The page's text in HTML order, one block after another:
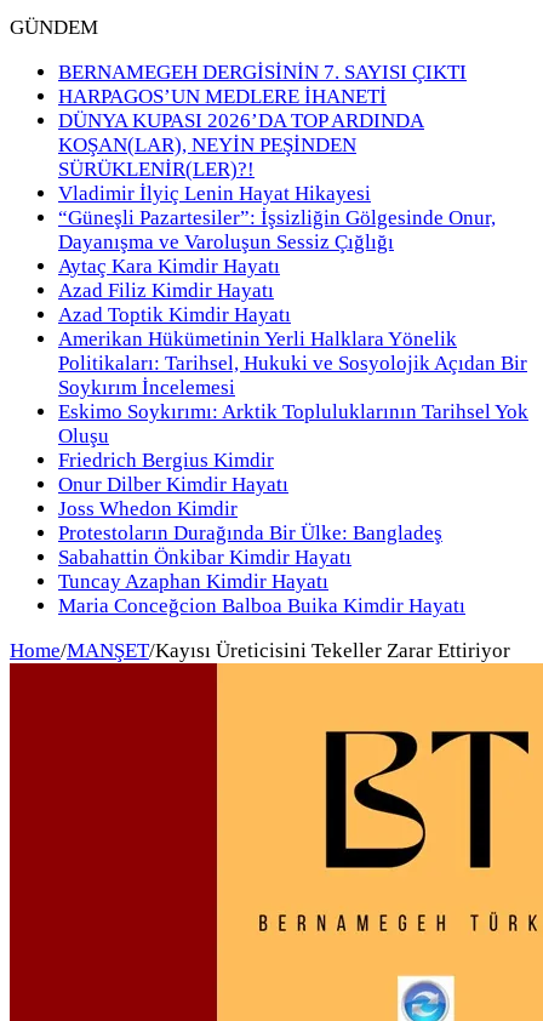
GÜNDEM
BERNAMEGEH DERGİSİNİN 7. SAYISI ÇIKTI
HARPAGOS’UN MEDLERE İHANETİ
DÜNYA KUPASI 2026’DA TOP ARDINDA
KOŞAN(LAR), NEYİN PEŞİNDEN
SÜRÜKLENİR(LER)?!
Vladimir İlyiç Lenin Hayat Hikayesi
“Güneşli Pazartesiler”: İşsizliğin Gölgesinde Onur,
Dayanışma ve Varoluşun Sessiz Çığlığı
Aytaç Kara Kimdir Hayatı
Azad Filiz Kimdir Hayatı
Azad Toptik Kimdir Hayatı
Amerikan Hükümetinin Yerli Halklara Yönelik
Politikaları: Tarihsel, Hukuki ve Sosyolojik Açıdan Bir
Soykırım İncelemesi
Eskimo Soykırımı: Arktik Topluluklarının Tarihsel Yok
Oluşu
Friedrich Bergius Kimdir
Onur Dilber Kimdir Hayatı
Joss Whedon Kimdir
Protestoların Durağında Bir Ülke: Bangladeş
Sabahattin Önkibar Kimdir Hayatı
Tuncay Azaphan Kimdir Hayatı
Maria Conceğcion Balboa Buika Kimdir Hayatı
Home/MANŞET/Kayısı Üreticisini Tekeller Zarar Ettiriyor